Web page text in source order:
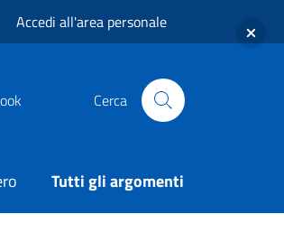
Accedi all'area personale
Cerca
Tutti gli argomenti